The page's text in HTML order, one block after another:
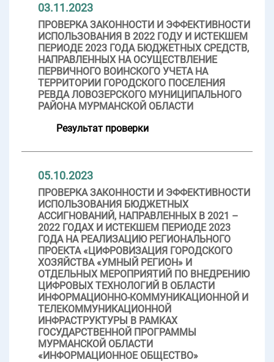
03.11.2023
ПРОВЕРКА ЗАКОННОСТИ И ЭФФЕКТИВНОСТИ
ИСПОЛЬЗОВАНИЯ В 2022 ГОДУ И ИСТЕКШЕМ
ПЕРИОДЕ 2023 ГОДА БЮДЖЕТНЫХ СРЕДСТВ,
НАПРАВЛЕННЫХ НА ОСУЩЕСТВЛЕНИЕ
ПЕРВИЧНОГО ВОИНСКОГО УЧЕТА НА
ТЕРРИТОРИИ ГОРОДСКОГО ПОСЕЛЕНИЯ
РЕВДА ЛОВОЗЕРСКОГО МУНИЦИПАЛЬНОГО
РАЙОНА МУРМАНСКОЙ ОБЛАСТИ
Результат проверки
05.10.2023
ПРОВЕРКА ЗАКОННОСТИ И ЭФФЕКТИВНОСТИ
ИСПОЛЬЗОВАНИЯ БЮДЖЕТНЫХ
АССИГНОВАНИЙ, НАПРАВЛЕННЫХ В 2021 –
2022 ГОДАХ И ИСТЕКШЕМ ПЕРИОДЕ 2023
ГОДА НА РЕАЛИЗАЦИЮ РЕГИОНАЛЬНОГО
ПРОЕКТА «ЦИФРОВИЗАЦИЯ ГОРОДСКОГО
ХОЗЯЙСТВА «УМНЫЙ РЕГИОН» И
ОТДЕЛЬНЫХ МЕРОПРИЯТИЙ ПО ВНЕДРЕНИЮ
ЦИФРОВЫХ ТЕХНОЛОГИЙ В ОБЛАСТИ
ИНФОРМАЦИОННО-КОММУНИКАЦИОННОЙ И
ТЕЛЕКОММУНИКАЦИОННОЙ
ИНФРАСТРУКТУРЫ В РАМКАХ
ГОСУДАРСТВЕННОЙ ПРОГРАММЫ
МУРМАНСКОЙ ОБЛАСТИ
«ИНФОРМАЦИОННОЕ ОБЩЕСТВО»